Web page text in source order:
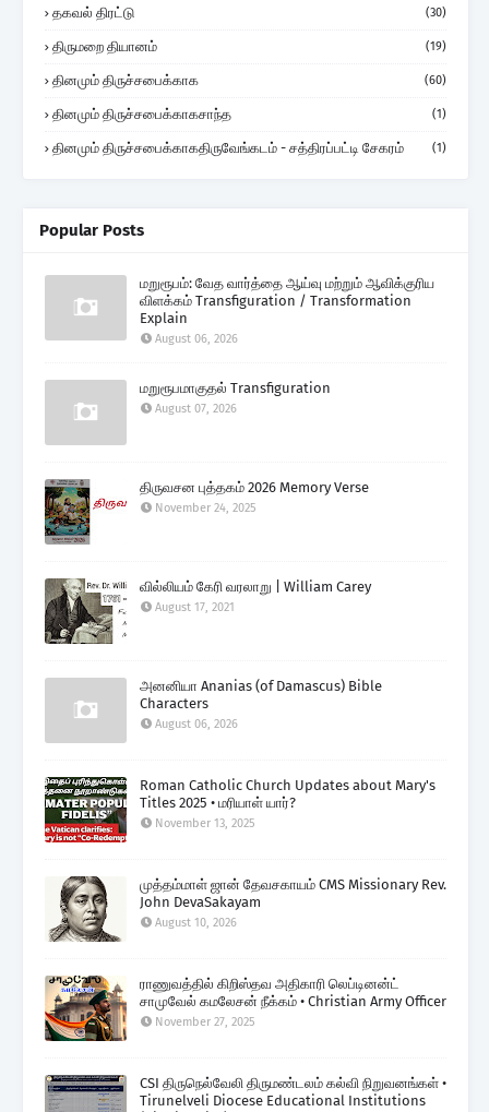
தகவல் திரட்டு (30)
திருமறை தியானம் (19)
தினமும் திருச்சபைக்காக (60)
தினமும் திருச்சபைக்காகசாந்த (1)
தினமும் திருச்சபைக்காகதிருவேங்கடம் - சத்திரப்பட்டி சேகரம் (1)
Popular Posts
மறுரூபம்: வேத வார்த்தை ஆய்வு மற்றும் ஆவிக்குரிய
விளக்கம் Transfiguration / Transformation
Explain
August 06, 2026
மறுரூபமாகுதல் Transfiguration
August 07, 2026
திருவசன புத்தகம் 2026 Memory Verse
November 24, 2025
வில்லியம் கேரி வரலாறு | William Carey
August 17, 2021
அனனியா Ananias (of Damascus) Bible
Characters
August 06, 2026
Roman Catholic Church Updates about Mary's
Titles 2025 • மரியாள் யார்?
November 13, 2025
முத்தம்மாள் ஜான் தேவசகாயம் CMS Missionary Rev.
John DevaSakayam
August 10, 2026
ராணுவத்தில் கிறிஸ்தவ அதிகாரி லெப்டினன்ட்
சாமுவேல் கமலேசன் நீக்கம் • Christian Army Officer
November 27, 2025
CSI திருநெல்வேலி திருமண்டலம் கல்வி நிறுவனங்கள் •
Tirunelveli Diocese Educational Institutions